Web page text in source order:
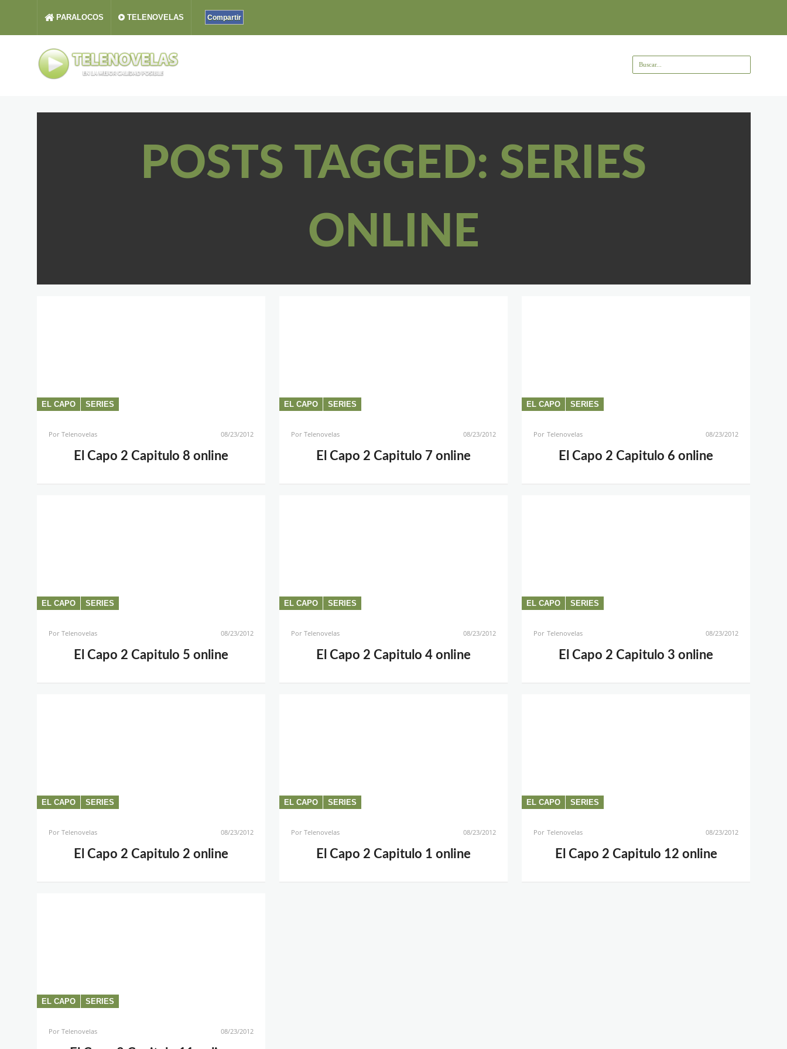
PARALOCOS TELENOVELAS Compartir
POSTS TAGGED: SERIES
ONLINE
EL CAPO SERIES
Por Telenovelas 08/23/2012
El Capo 2 Capitulo 8 online
EL CAPO SERIES
PorTelenovelas 08/23/2012
El Capo 2 Capitulo 7 online
EL CAPO SERIES
Por Telenovelas 08/23/2012
El Capo 2 Capitulo 6 online
EL CAPO SERIES
Por Telenovelas 08/23/2012
El Capo 2 Capitulo 5 online
EL CAPO SERIES
PorTelenovelas 08/23/2012
El Capo 2 Capitulo 4 online
EL CAPO SERIES
Por Telenovelas 08/23/2012
El Capo 2 Capitulo 3 online
EL CAPO SERIES
Por Telenovelas 08/23/2012
El Capo 2 Capitulo 2 online
EL CAPO SERIES
PorTelenovelas 08/23/2012
El Capo 2 Capitulo 1 online
EL CAPO SERIES
Por Telenovelas 08/23/2012
El Capo 2 Capitulo 12 online
EL CAPO SERIES
Por Telenovelas 08/23/2012